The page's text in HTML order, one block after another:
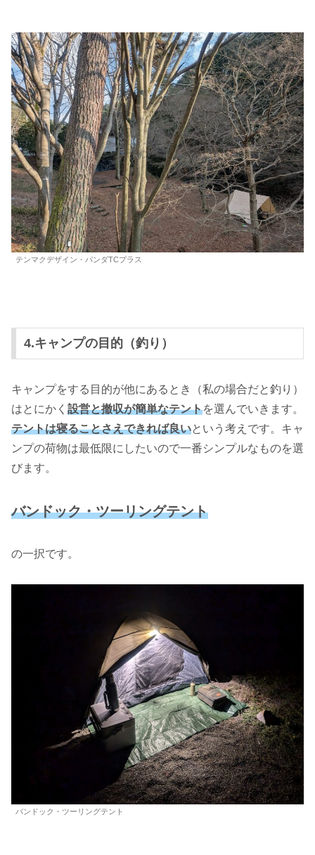
テンマクデザイン・パンダTCプラス
4.キャンプの目的（釣り）
キャンプをする目的が他にあるとき（私の場合だと釣り）
はとにかく 設営と撤収が簡単なテントを選んでいきます。
テントは寝ることさえできれば良いという考えです。キャ
ンプの荷物は最低限にしたいので一番シンプルなものを選
びます。
バンドック・ツーリングテント
の一択です。
バンドック・ツーリングテント